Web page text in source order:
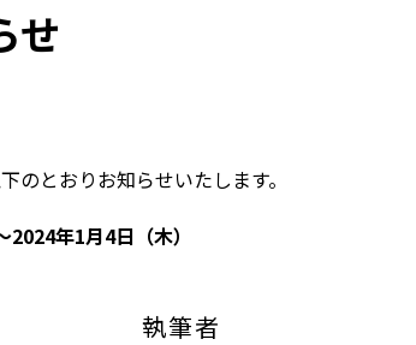
せ
のとおりお知らせいたします。
年1月4日（木）
執筆者